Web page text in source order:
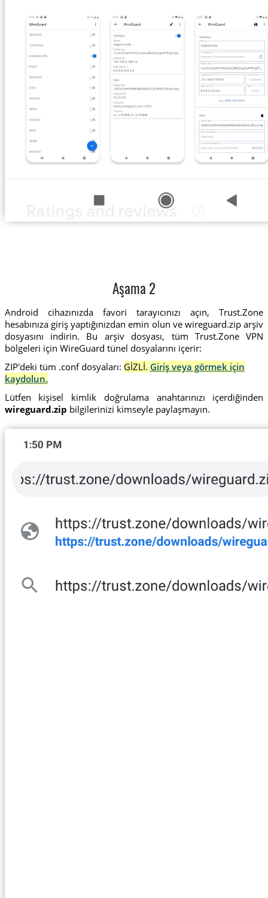
Aşama 2
Android cihazınızda favori tarayıcınızı açın, Trust.Zone
hesabınıza giriş yaptığınızdan emin olun ve wireguard.zip arşiv
dosyasını indirin. Bu arşiv dosyası, tüm Trust.Zone VPN
bölgeleri için WireGuard tünel dosyalarını içerir:
ZIP'deki tüm .conf dosyaları: GİZLİ. Giriş veya görmek için
kaydolun.
Lütfen kişisel kimlik doğrulama anahtarınızı içerdiğinden
wireguard.zip bilgilerinizi kimseyle paylaşmayın.